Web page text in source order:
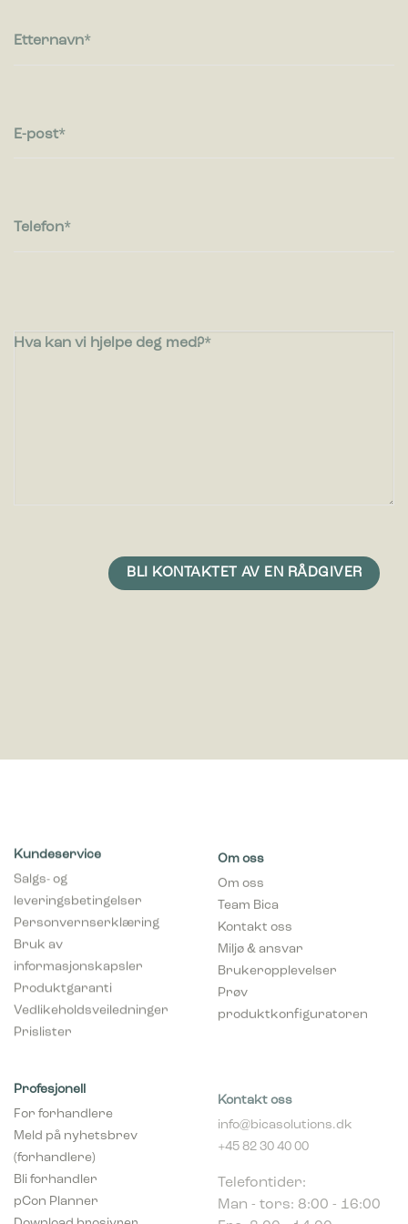
Etternavn
E-post
Telefon
Hva kan vi hjelpe deg med?
Kundeservice
Salgs- og
leveringsbetingelser
Personvernserklæring
Bruk av
informasjonskapsler
Produktgaranti
Vedlikeholdsveiledninger
Prislister
Om oss
Om oss
Team Bica
Kontakt oss
Miljø & ansvar
Brukeropplevelser
Prøv
produktkonfiguratoren
Profesjonell
For forhandlere
Meld på nyhetsbrev
(forhandlere)
Bli forhandler
pCon Planner
Download brosjyrer
+45 82 30 40 00